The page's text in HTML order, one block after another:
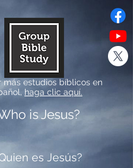
is Jesus?
más estudios bíblicos en
haga clic aquí.
es Jesús?